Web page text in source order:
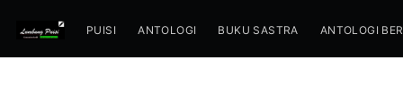
PUISI ANTOLOGI BUKU SASTRA ANTOLOGI